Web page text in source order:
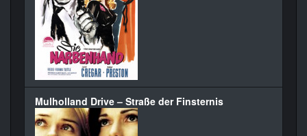
Mulholland Drive – Straße der Finsternis